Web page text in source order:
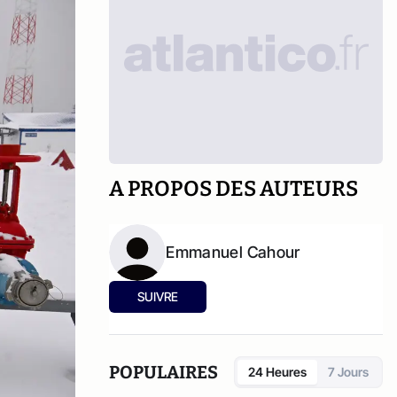
A PROPOS DES AUTEURS
Emmanuel Cahour
SUIVRE
POPULAIRES 24 Heures 7 Jours